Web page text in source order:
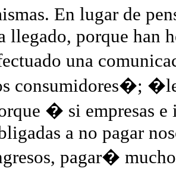
En lugar de
llegado, porque han
una
consumidores�;
� si empresas
a no pagar
pagar�